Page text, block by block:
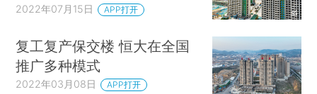
2022年07月15日 APP打开
复工复产保交楼 恒大在全国
推广多种模式
2022年03月08日 APP打开